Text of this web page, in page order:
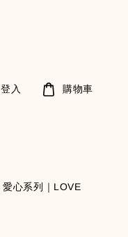
愛心系列｜LOVE
登入 購物車